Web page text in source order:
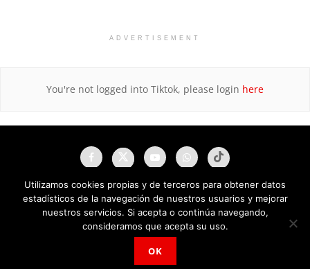
ADVERTISEMENT
You're not logged into Tiktok, please login here
NAU Noticias A Tiempo Universales © 2025
Utilizamos cookies propias y de terceros para obtener datos
estadísticos de la navegación de nuestros usuarios y mejorar
nuestros servicios. Si acepta o continúa navegando,
consideramos que acepta su uso.
OK